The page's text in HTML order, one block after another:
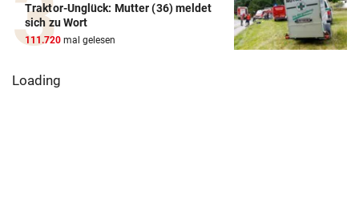
Traktor-Unglück: Mutter (36) meldet
sich zu Wort
111.720 mal gelesen